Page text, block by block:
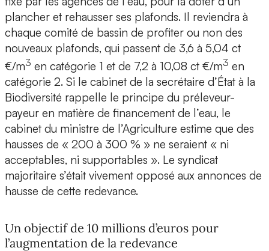
plancher et rehausser ses plafonds. Il reviendra à
chaque comité de bassin de profiter ou non des
nouveaux plafonds, qui passent de 3,6 à 5,04 ct
€/m3 en catégorie 1 et de 7,2 à 10,08 ct €/m3 en
catégorie 2. Si le cabinet de la secrétaire d’État à la
Biodiversité rappelle le principe du préleveur-
payeur en matière de financement de l’eau, le
cabinet du ministre de l’Agriculture estime que des
hausses de « 200 à 300 % » ne seraient « ni
acceptables, ni supportables ». Le syndicat
majoritaire s’était vivement opposé aux annonces de
hausse de cette redevance.
Un objectif de 10 millions d’euros pour
l’augmentation de la redevance